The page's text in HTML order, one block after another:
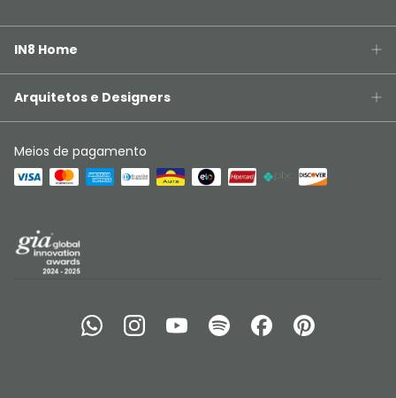
IN8 Home
Arquitetos e Designers
Meios de pagamento